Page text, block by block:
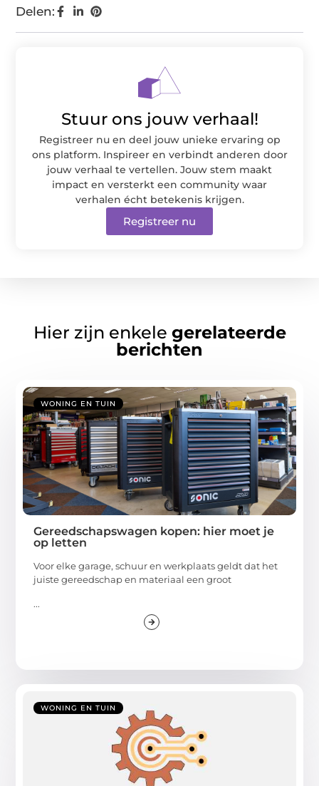
Delen:
Stuur ons jouw verhaal!
Registreer nu en deel jouw unieke ervaring op
ons platform. Inspireer en verbindt anderen door
jouw verhaal te vertellen. Jouw stem maakt
impact en versterkt een community waar
verhalen écht betekenis krijgen.
Registreer nu
Hier zijn enkele gerelateerde
berichten
WONING EN TUIN
Gereedschapswagen kopen: hier moet je
op letten
Voor elke garage, schuur en werkplaats geldt dat het
juiste gereedschap en materiaal een groot
...
WONING EN TUIN